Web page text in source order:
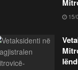
15/